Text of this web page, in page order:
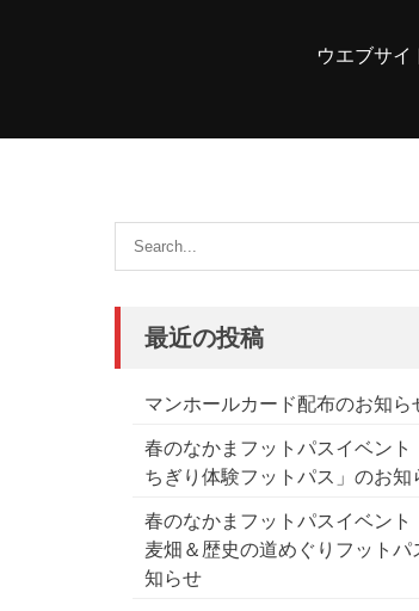
ウエブサイ
最近の投稿
マンホールカード配布のお知ら
春のなかまフットパスイベント
ちぎり体験フットパス」のお知
春のなかまフットパスイベント
麦畑＆歴史の道めぐりフットパ
知らせ